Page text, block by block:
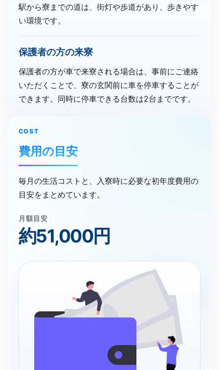
駅から寮までの道は、街灯や歩道があり、歩きやす
い環境です。
保護者の​方の​来寮
保護者の方が車で来寮される場合は、事前にご連絡
いただくことで、寮の玄関前に車を停車することが
できます。同時に停車できる台数は2台までです。
COST
費用の​目安
毎月の生活コストと、入寮時に必要な初年度費用の
目安をまとめています。
月額目安
約51,000円